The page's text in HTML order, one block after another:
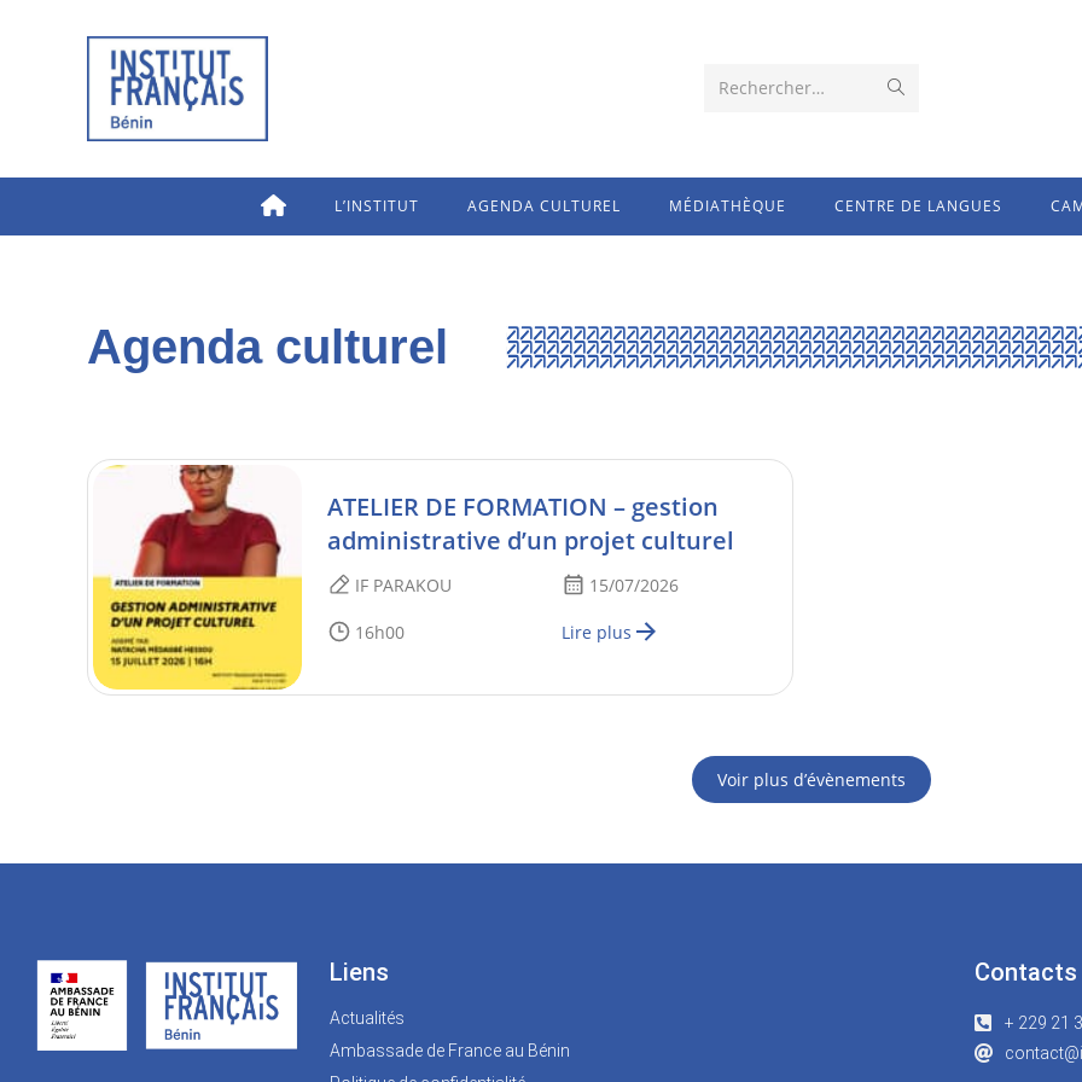
Rechercher…
L’INSTITUT AGENDA CULTUREL MÉDIATHÈQUE CENTRE DE LANGUES
Agenda culturel
ATELIER DE FORMATION – gestion
administrative d’un projet culturel
IF PARAKOU 15/07/2026
16h00 Lire plus
Voir plus d’évènements
Liens
Actualités
Ambassade de France au Bénin
Contacts
+ 229 21